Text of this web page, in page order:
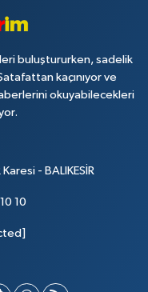
buluştururken, sadelik
kaçınıyor ve
okuyabilecekleri
- BALIKESİR
10